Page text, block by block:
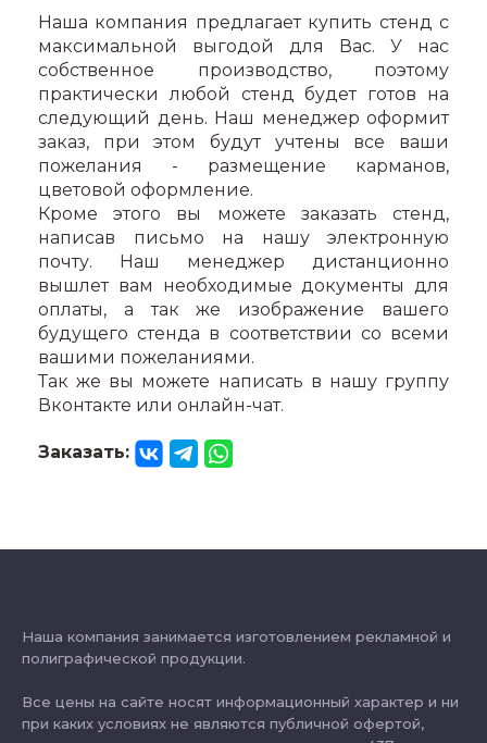
Наша компания предлагает купить стенд с
максимальной выгодой для Вас. У нас
собственное производство, поэтому
практически любой стенд будет готов на
следующий день. Наш менеджер оформит
заказ, при этом будут учтены все ваши
пожелания - размещение карманов,
цветовой оформление.
Кроме этого вы можете заказать стенд,
написав письмо на нашу электронную
почту. Наш менеджер дистанционно
вышлет вам необходимые документы для
оплаты, а так же изображение вашего
будущего стенда в соответствии со всеми
вашими пожеланиями.
Так же вы можете написать в нашу группу
Вконтакте или онлайн-чат.
Заказать:
Наша компания занимается изготовлением рекламной и
полиграфической продукции.
Все цены на сайте носят информационный характер и ни
при каких условиях не являются публичной офертой,